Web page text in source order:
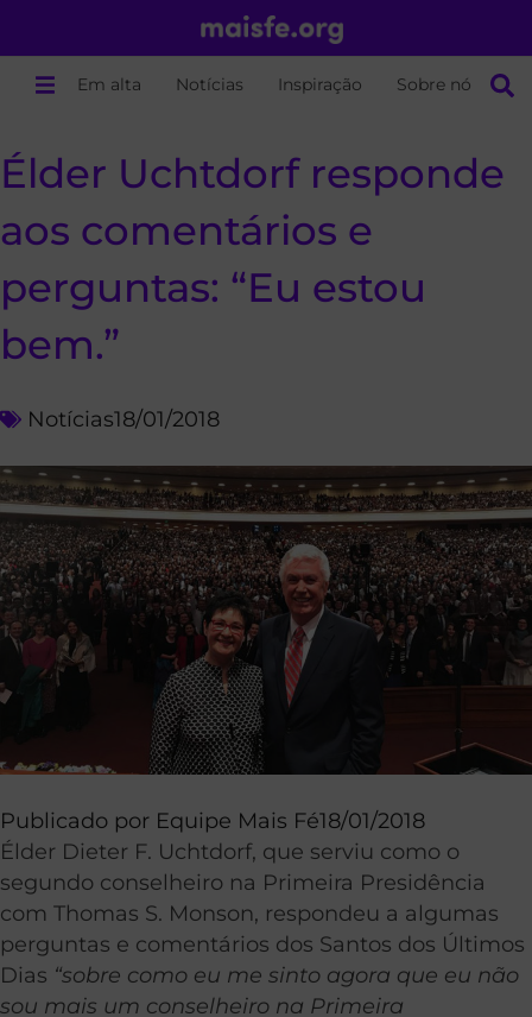
Em alta Notícias Inspiração Sobre nós
Élder Uchtdorf responde
aos comentários e
perguntas: “Eu estou
bem.”
Notícias18/01/2018
Publicado por Equipe Mais Fé18/01/2018
Élder Dieter F. Uchtdorf, que serviu como o
segundo conselheiro na Primeira Presidência
com Thomas S. Monson, respondeu a algumas
perguntas e comentários dos Santos dos Últimos
Dias “sobre como eu me sinto agora que eu não
sou mais um conselheiro na Primeira